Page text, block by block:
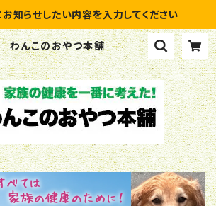
知らせしたい内容を入力してください
わんこのおやつ本舗